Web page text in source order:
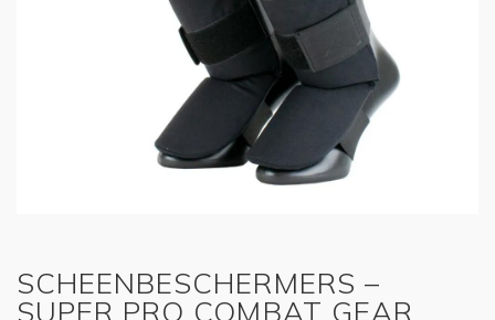
SCHEENBESCHERMERS –
SUPER PRO COMBAT GEAR